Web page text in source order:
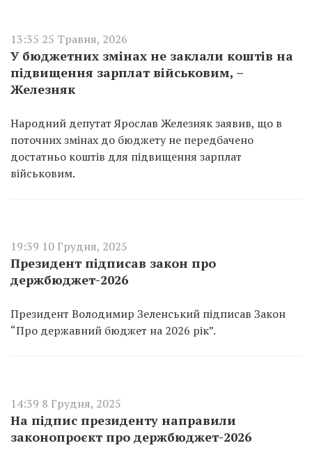
13:35 25 Травня, 2026
У бюджетних змінах не заклали коштів на
підвищення зарплат військовим, –
Железняк
Народний депутат Ярослав Железняк заявив, що в
поточних змінах до бюджету не передбачено
достатньо коштів для підвищення зарплат
військовим.
19:39 10 Грудня, 2025
Президент підписав закон про
держбюджет-2026
Президент Володимир Зеленський підписав Закон
“Про державний бюджет на 2026 рік”.
14:39 8 Грудня, 2025
На підпис президенту направили
законопроєкт про держбюджет-2026